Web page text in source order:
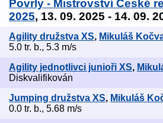
Povrly - Mistrovství České
2025, 13. 09. 2025 - 14. 09.
Agility družstva XS, Mikuláš
5.0 tr. b., 5.3 m/s
Agility jednotlivci junioři XS,
Diskvalifikován
Jumping družstva XS, Mikuláš
0.0 tr. b., 5.68 m/s